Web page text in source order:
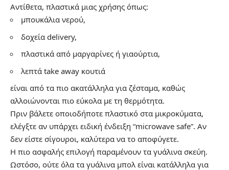
Αντίθετα, πλαστικά μιας χρήσης όπως:
μπουκάλια νερού,
δοχεία delivery,
πλαστικά από μαργαρίνες ή γιαούρτια,
λεπτά take away κουτιά
είναι από τα πιο ακατάλληλα για ζέσταμα, καθώς
αλλοιώνονται πιο εύκολα με τη θερμότητα.
Πριν βάλετε οποιοδήποτε πλαστικό στα μικροκύματα,
ελέγξτε αν υπάρχει ειδική ένδειξη “microwave safe”. Αν
δεν είστε σίγουροι, καλύτερα να το αποφύγετε.
Η πιο ασφαλής επιλογή παραμένουν τα γυάλινα σκεύη.
Ωστόσο, ούτε όλα τα γυάλινα μπολ είναι κατάλληλα για